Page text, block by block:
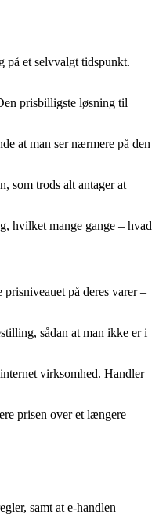
på et selvvalgt tidspunkt.
prisbilligste løsning til
at man ser nærmere på den
som trods alt antager at
hvilket mange gange – hvad
på deres varer –
sådan at man ikke er i
virksomhed. Handler
prisen over et længere
samt at e-handlen